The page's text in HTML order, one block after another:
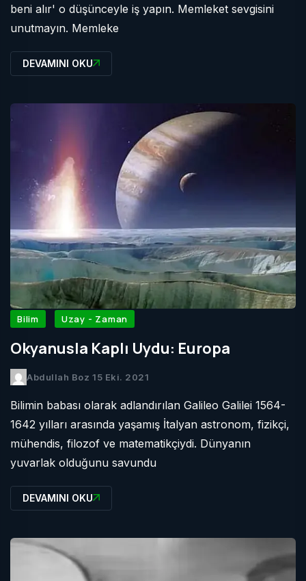
beni alır' o düşünceyle iş yapın. Memleket sevgisini
unutmayın. Memleke
DEVAMINI OKU
Bilim Uzay - Zaman
Okyanusla Kaplı Uydu: Europa
Abdullah Boz 15 Eki. 2021
Bilimin babası olarak adlandırılan Galileo Galilei 1564-
1642 yılları arasında yaşamış İtalyan astronom, fizikçi,
mühendis, filozof ve matematikçiydi. Dünyanın
yuvarlak olduğunu savundu
DEVAMINI OKU